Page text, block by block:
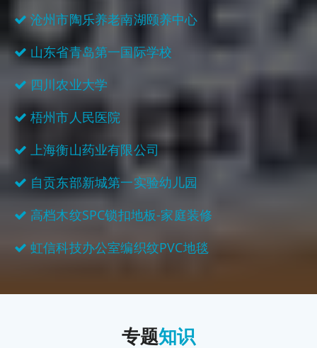
沧州市陶乐养老南湖颐养中心
山东省青岛第一国际学校
四川农业大学
梧州市人民医院
上海衡山药业有限公司
自贡东部新城第一实验幼儿园
高档木纹SPC锁扣地板-家庭装修
虹信科技办公室编织纹PVC地毯
专题知识